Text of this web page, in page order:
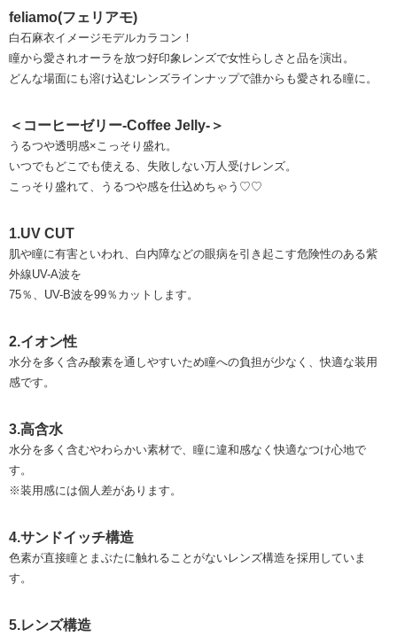
feliamo(フェリアモ)
白石麻衣イメージモデルカラコン！
瞳から愛されオーラを放つ好印象レンズで女性らしさと品を演出。
どんな場面にも溶け込むレンズラインナップで誰からも愛される瞳に。
＜コーヒーゼリー-Coffee Jelly-＞
うるつや透明感×こっそり盛れ。
いつでもどこでも使える、失敗しない万人受けレンズ。
こっそり盛れて、うるつや感を仕込めちゃう♡♡
1.UV CUT
肌や瞳に有害といわれ、白内障などの眼病を引き起こす危険性のある紫
外線UV-A波を
75％、UV-B波を99％カットします。
2.イオン性
水分を多く含み酸素を通しやすいため瞳への負担が少なく、快適な装用
感です。
3.高含水
水分を多く含むやわらかい素材で、瞳に違和感なく快適なつけ心地で
す。
※装用感には個人差があります。
4.サンドイッチ構造
色素が直接瞳とまぶたに触れることがないレンズ構造を採用していま
す。
5.レンズ構造